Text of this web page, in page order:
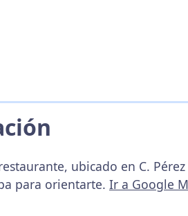
ubicado en C.
para orientarte. Ir a Google